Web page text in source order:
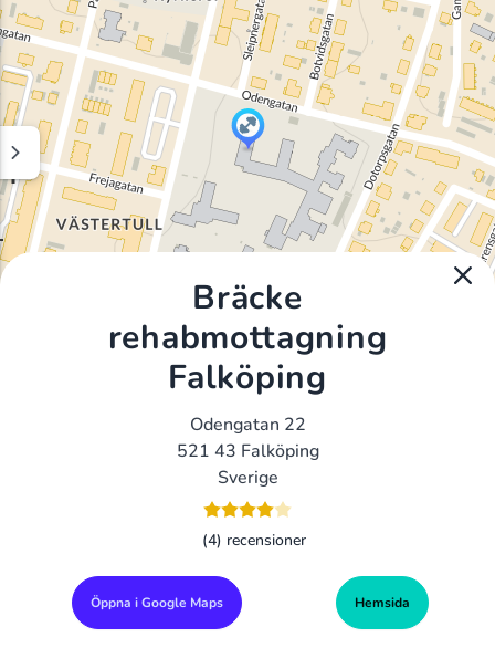
Bräcke
rehabmottagning
Falköping
Odengatan 22
521 43 Falköping
Sverige
(4) recensioner
Öppna i Google Maps Hemsida